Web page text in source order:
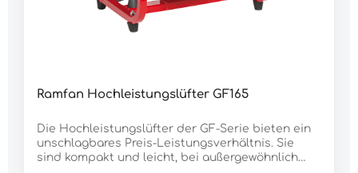
dBMotor: 1.100 WAnschluss: 230 V 10 A
Anschlusskabel: 0,7 m mit Schuko-Stecker IP68
Neigungswinkel: 0°-20° verstellbar Anlaufstrom: 2
Ramfan Hochleistungslüfter GF165
Die Hochleistungslüfter der GF-Serie bieten ein
unschlagbares Preis-Leistungsverhältnis. Sie
sind kompakt und leicht, bei außergewöhnlich